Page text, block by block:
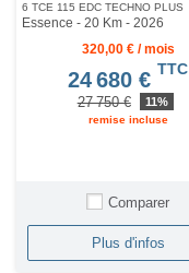
6 TCE 115 EDC TECHNO PLUS
Essence - 20 Km - 2026
320,00 € / mois
24 680 € TTC
27 750 € 11%
remise incluse
Comparer
Plus d'infos